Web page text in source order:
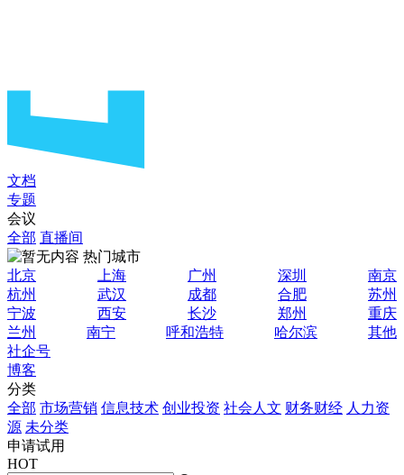
文档
专题
会议
全部 直播间
热门城市
北京
上海 广州 深圳
南京
杭州
武汉 成都 合肥
苏州
宁波
西安 长沙 郑州
重庆
兰州
南宁 呼和浩特 哈尔滨
其他
社企号
博客
分类
全部 市场营销 信息技术 创业投资 社会人文 财务财经 人力资
源 未分类
申请试用
HOT